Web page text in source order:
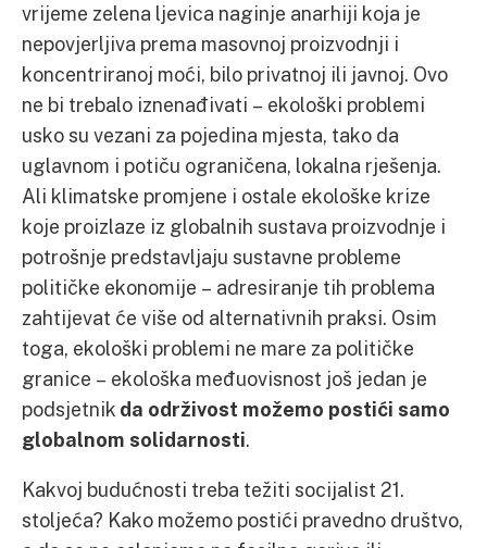
vrijeme zelena ljevica naginje anarhiji koja je
nepovjerljiva prema masovnoj proizvodnji i
koncentriranoj moći, bilo privatnoj ili javnoj. Ovo
ne bi trebalo iznenađivati – ekološki problemi
usko su vezani za pojedina mjesta, tako da
uglavnom i potiču ograničena, lokalna rješenja.
Ali klimatske promjene i ostale ekološke krize
koje proizlaze iz globalnih sustava proizvodnje i
potrošnje predstavljaju sustavne probleme
političke ekonomije – adresiranje tih problema
zahtijevat će više od alternativnih praksi. Osim
toga, ekološki problemi ne mare za političke
granice – ekološka međuovisnost još jedan je
podsjetnik da održivost možemo postići samo
globalnom solidarnosti.
Kakvoj budućnosti treba težiti socijalist 21.
stoljeća? Kako možemo postići pravedno društvo,